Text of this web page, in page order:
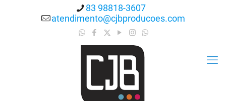
83 98818-3607
atendimento@cjbproducoes.com